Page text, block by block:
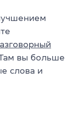
вы больше
слова и